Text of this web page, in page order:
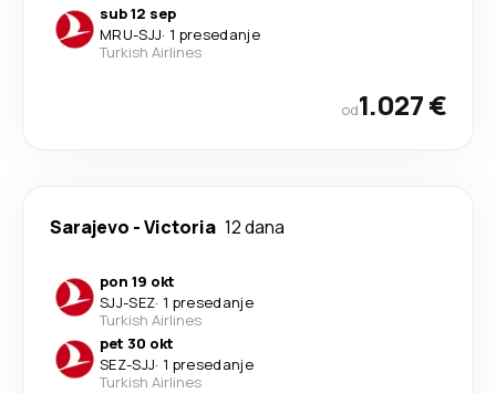
sub 12 sep
MRU-SJJ· 1 presedanje
Turkish Airlines
od1.027 €
Sarajevo -Victoria 12 dana
pon 19 okt
SJJ-SEZ· 1 presedanje
Turkish Airlines
pet 30 okt
SEZ-SJJ· 1 presedanje
Turkish Airlines